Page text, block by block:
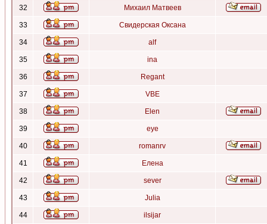
32 Михаил Матвеев
33 Свидерская Оксана
34 alf
35 ina
36 Regant
37 VBE
38 Elen
39 eye
40 romanrv
41 Елена
42 sever
43 Julia
44 ilsijar